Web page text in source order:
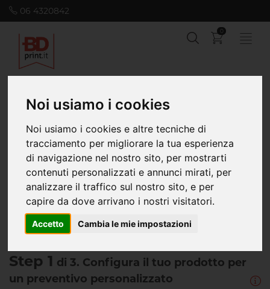
Noi usiamo i cookies
Noi usiamo i cookies e altre tecniche di
tracciamento per migliorare la tua esperienza
di navigazione nel nostro sito, per mostrarti
contenuti personalizzati e annunci mirati, per
analizzare il traffico sul nostro sito, e per
capire da dove arrivano i nostri visitatori.
Accetto Cambia le mie impostazioni
06 4320842
0
Home Office Block notes Block Notes
Block Notes - Calcolato con scontistica
Step 1 di 3. Configura il tuo prodotto per
un preventivo personalizzato